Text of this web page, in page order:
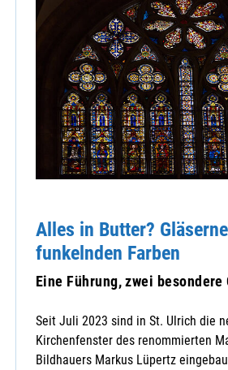
Alles in Butter?
funkelnden Farben
Eine Führung, zwei besondere
Seit Juli 2023 sind in St. Ulrich die
Kirchenfenster des renommierten
Bildhauers Markus Lüpertz